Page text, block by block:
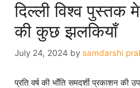
दिल्ली विश्व पुस्तक
की कुछ झलकियाँ
July 24, 2024 by samdarshi
प्रति वर्ष की भाँति समदर्शी प्रकाशन की